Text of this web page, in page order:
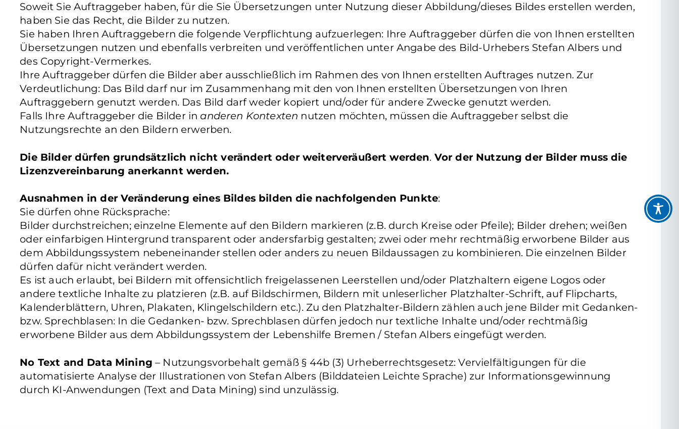
Soweit Sie Auftraggeber haben, für die Sie Übersetzungen unter Nutzung dieser Abbildung/dieses Bildes erstellen werden,
haben Sie das Recht, die Bilder zu nutzen.
Sie haben Ihren Auftraggebern die folgende Verpflichtung aufzuerlegen: Ihre Auftraggeber dürfen die von Ihnen erstellten
Übersetzungen nutzen und ebenfalls verbreiten und veröffentlichen unter Angabe des Bild-Urhebers Stefan Albers und
des Copyright-Vermerkes.
Ihre Auftraggeber dürfen die Bilder aber ausschließlich im Rahmen des von Ihnen erstellten Auftrages nutzen. Zur
Verdeutlichung: Das Bild darf nur im Zusammenhang mit den von Ihnen erstellten Übersetzungen von Ihren
Auftraggebern genutzt werden. Das Bild darf weder kopiert und/oder für andere Zwecke genutzt werden.
Falls Ihre Auftraggeber die Bilder inanderen Kontexten nutzen möchten, müssen die Auftraggeber selbst die
Nutzungsrechte an den Bildern erwerben.
Die Bilder dürfen grundsätzlich nicht verändert oder weiterveräußert werden. Vor der Nutzung der Bilder muss die
Lizenzvereinbarung anerkannt werden.
Ausnahmen in der Veränderung eines Bildes bilden die nachfolgenden Punkte:
Sie dürfen ohne Rücksprache:
Bilder durchstreichen; einzelne Elemente auf den Bildern markieren (z.B. durch Kreise oder Pfeile); Bilder drehen; weißen
oder einfarbigen Hintergrund transparent oder andersfarbig gestalten; zwei oder mehr rechtmäßig erworbene Bilder aus
dem Abbildungssystem nebeneinander stellen oder anders zu neuen Bildaussagen zu kombinieren. Die einzelnen Bilder
dürfen dafür nicht verändert werden.
Es ist auch erlaubt, bei Bildern mit offensichtlich freigelassenen Leerstellen und/oder Platzhaltern eigene Logos oder
andere textliche Inhalte zu platzieren (z.B. auf Bildschirmen, Bildern mit unleserlicher Platzhalter-Schrift, auf Flipcharts,
Kalenderblättern, Uhren, Plakaten, Klingelschildern etc.). Zu den Platzhalter-Bildern zählen auch jene Bilder mit Gedanken-
bzw. Sprechblasen: In die Gedanken- bzw. Sprechblasen dürfen jedoch nur textliche Inhalte und/oder rechtmäßig
erworbene Bilder aus dem Abbildungssystem der Lebenshilfe Bremen / Stefan Albers eingefügt werden.
No Text and Data Mining – Nutzungsvorbehalt gemäß § 44b (3) Urheberrechtsgesetz: Vervielfältigungen für die
automatisierte Analyse der Illustrationen von Stefan Albers (Bilddateien Leichte Sprache) zur Informationsgewinnung
durch KI-Anwendungen (Text and Data Mining) sind unzulässig.